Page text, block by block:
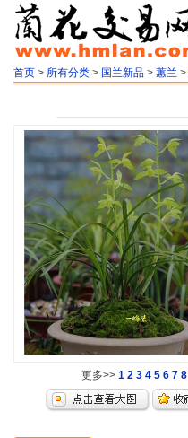
首页 > 所有分类 > 国兰新品 > 蕙兰 >
更多>> 1 2 3 4 5 6 7 8